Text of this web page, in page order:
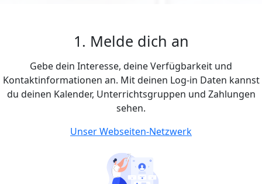
1. Melde dich an
Gebe dein Interesse, deine Verfügbarkeit und
Kontaktinformationen an. Mit deinen Log-in Daten kannst
du deinen Kalender, Unterrichtsgruppen und Zahlungen
sehen.
Unser Webseiten-Netzwerk